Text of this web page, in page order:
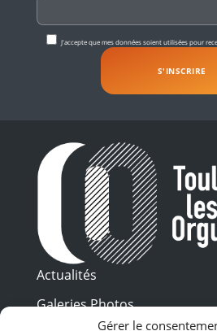
Gérer le
J'accepte que mes données soient utilisées pour
Actualités
Galeries Photos